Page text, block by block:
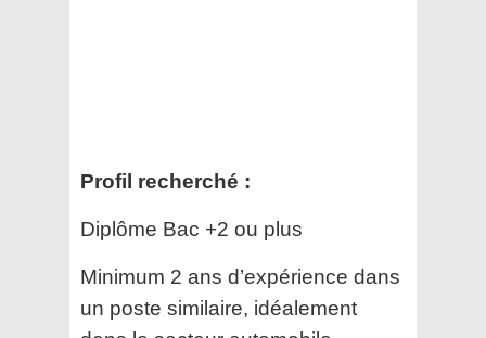
Profil recherché :
Diplôme Bac +2 ou plus
Minimum 2 ans d’expérience dans
un poste similaire, idéalement